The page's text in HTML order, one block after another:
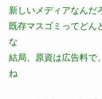
新しいメディアなんだ
既存マスゴミってどん
な
結局、原資は広告料で
ね